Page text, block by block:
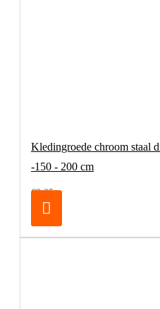
Kledingroede chroom staal
-150 - 200 cm
€8,25